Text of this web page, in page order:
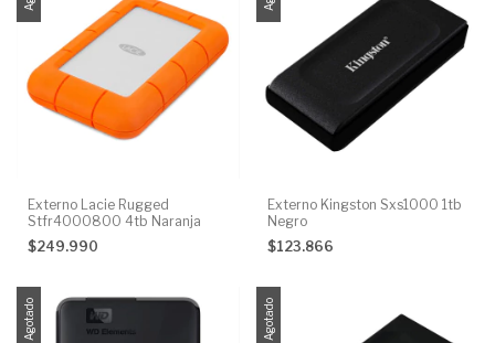
Externo Lacie Rugged
Stfr4000800 4tb Naranja
$249.990
Externo Kingston Sxs1000 1tb
Negro
$123.866
Agotado Agotado